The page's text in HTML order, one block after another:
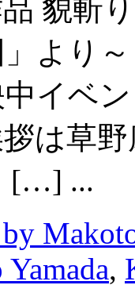
貌斬
より
イベ
は草
[…] ...
,